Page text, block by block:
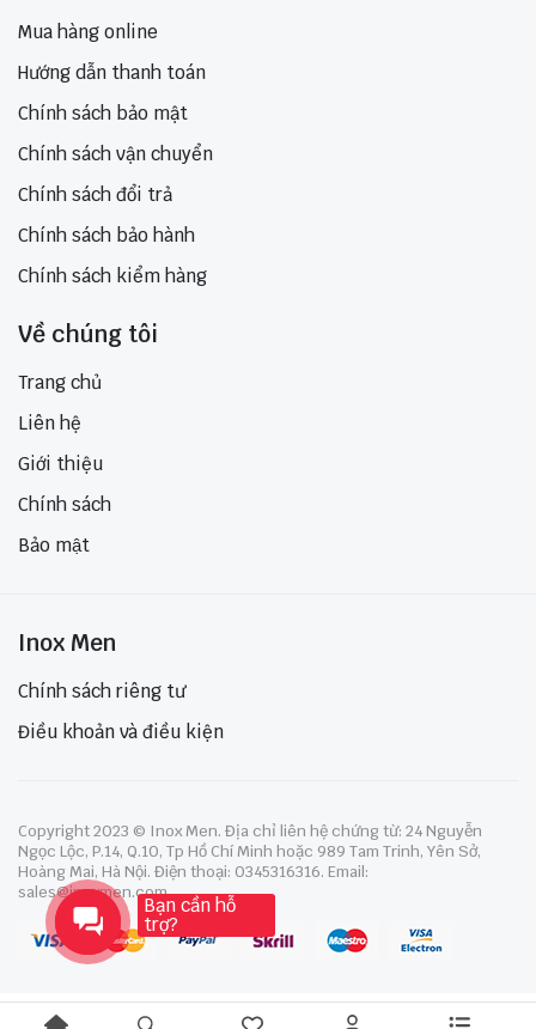
Mua hàng online
Hướng dẫn thanh toán
Chính sách bảo mật
Chính sách vận chuyển
Chính sách đổi trả
Chính sách bảo hành
Chính sách kiểm hàng
Về chúng tôi
Trang chủ
Liên hệ
Giới thiệu
Chính sách
Bảo mật
Inox Men
Chính sách riêng tư
Điều khoản và điều kiện
Copyright 2023 © Inox Men. Địa chỉ liên hệ chứng từ: 24 Nguyễn
Ngọc Lộc, P.14, Q.10, Tp Hồ Chí Minh hoặc 989 Tam Trinh, Yên Sở,
Hoàng Mai, Hà Nội. Điện thoại: 0345316316. Email:
sales@inoxmen.com
Bạn cần hỗ
trợ?